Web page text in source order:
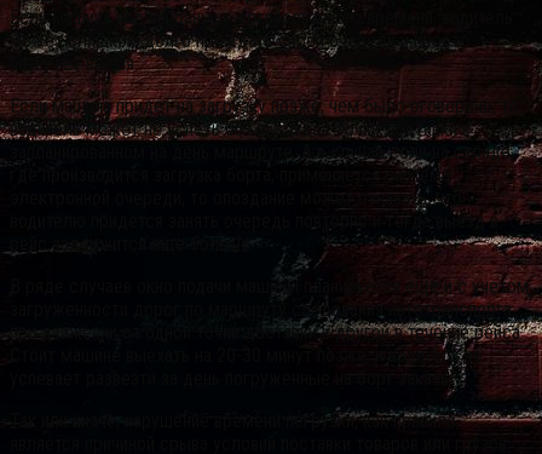
Если машина подана раньше согласованного времени, водитель
может слишком долго прождать своей очереди и просто
потеряет время.
Если машина придет на загрузку позже, чем было оговорено, то
водитель может не успеть объехать все точки доставки в
запланированном на день маршруте. А в случае если на складе,
где производится загрузка борта, применяется система
электронной очереди, то опоздание может означать, что
водителю придется занять очередь повторно и тогда выезд в
рейс задержится еще больше.
В ряде случаев окно подачи машины планируется еще и с учетом
загруженности дорог по маршруту следования автотранспорта
при движении от одной точки доставки к другой в течение рейса.
Стоит машине выехать на 20-30 минут позже, и водитель не
успевает развезти за день погруженные на борт заказы.
Так или иначе, нарушение времени погрузки, как правило,